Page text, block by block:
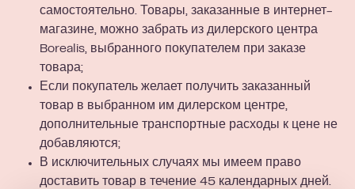
самостоятельно. Товары, заказанные в интернет-
магазине, можно забрать из дилерского центра
Borealis, выбранного покупателем при заказе
товара;
Если покупатель желает получить заказанный
товар в выбранном им дилерском центре,
дополнительные транспортные расходы к цене не
добавляются;
В исключительных случаях мы имеем право
доставить товар в течение 45 календарных дней.